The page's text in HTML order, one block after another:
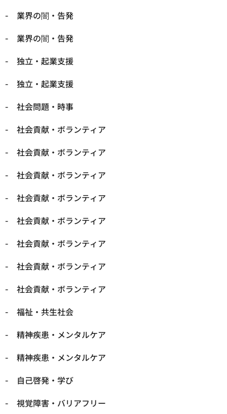
業界の闇・告発
業界の闇・告発
独立・起業支援
独立・起業支援
社会問題・時事
社会貢献・ボランティア
社会貢献・ボランティア
社会貢献・ボランティア
社会貢献・ボランティア
社会貢献・ボランティア
社会貢献・ボランティア
社会貢献・ボランティア
社会貢献・ボランティア
福祉・共生社会
精神疾患・メンタルケア
精神疾患・メンタルケア
自己啓発・学び
視覚障害・バリアフリー